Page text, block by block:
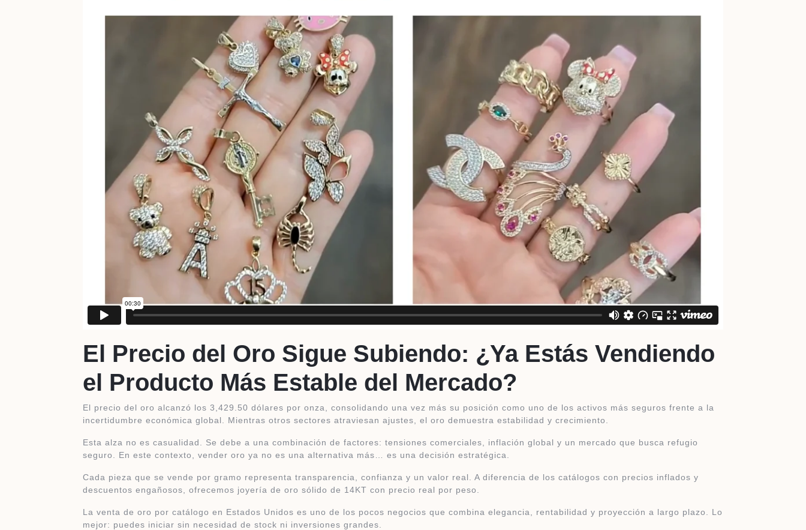
El Precio del Oro Sigue Subiendo: ¿Ya Estás Vendiendo
el Producto Más Estable del Mercado?
El precio del oro alcanzó los 3,429.50 dólares por onza, consolidando una vez más su posición como uno de los activos más seguros frente a la
incertidumbre económica global. Mientras otros sectores atraviesan ajustes, el oro demuestra estabilidad y crecimiento.
Esta alza no es casualidad. Se debe a una combinación de factores: tensiones comerciales, inflación global y un mercado que busca refugio
seguro. En este contexto, vender oro ya no es una alternativa más… es una decisión estratégica.
Cada pieza que se vende por gramo representa transparencia, confianza y un valor real. A diferencia de los catálogos con precios inflados y
descuentos engañosos, ofrecemos joyería de oro sólido de 14KT con precio real por peso.
La venta de oro por catálogo en Estados Unidos es uno de los pocos negocios que combina elegancia, rentabilidad y proyección a largo plazo. Lo
mejor: puedes iniciar sin necesidad de stock ni inversiones grandes.